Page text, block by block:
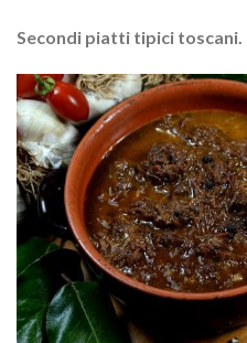
Secondi piatti tipici toscani.